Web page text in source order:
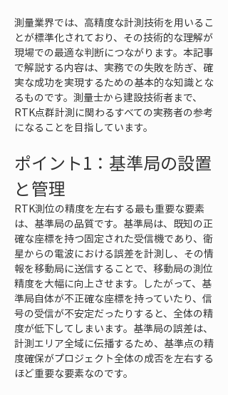
測量業界では、高精度な計測技術を用いるこ
とが標準化されており、その技術的な理解が
現場での最適な判断につながります。本記事
で解説する内容は、実務での失敗を防ぎ、確
実な成功を実現するための基本的な知識とな
るものです。測量士から建設技術者まで、
RTK点群計測に関わるすべての実務者の参考
になることを目指しています。
ポイント1：基準局の設置
と管理
RTK測位の精度を左右する最も重要な要素
は、基準局の品質です。基準局は、既知の正
確な座標を持つ固定された受信機であり、衛
星からの電波における誤差を計測し、その情
報を移動局に送信することで、移動局の測位
精度を大幅に向上させます。したがって、基
準局自体が不正確な座標を持っていたり、信
号の受信が不安定だったりすると、全体の精
度が低下してしまいます。基準局の誤差は、
計測エリア全域に伝播するため、基準点の精
度確保がプロジェクト全体の成否を左右する
ほど重要な要素なのです。